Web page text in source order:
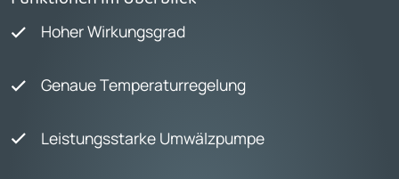
Hoher Wirkungsgrad
Genaue Temperaturregelung
Leistungsstarke Umwälzpumpe